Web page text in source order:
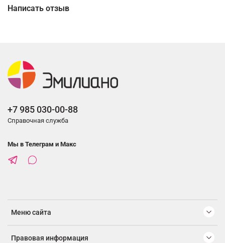
Написать отзыв
Меню сайта
Правовая информация
+7 985 030-00-88
Справочная служба
Мы в Телеграм и Макс